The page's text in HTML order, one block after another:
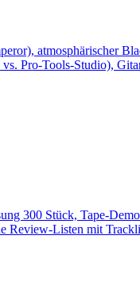
atmosphärischer
Pro-Tools-Studio),
300 Stück, Tape-
Review-Listen mit